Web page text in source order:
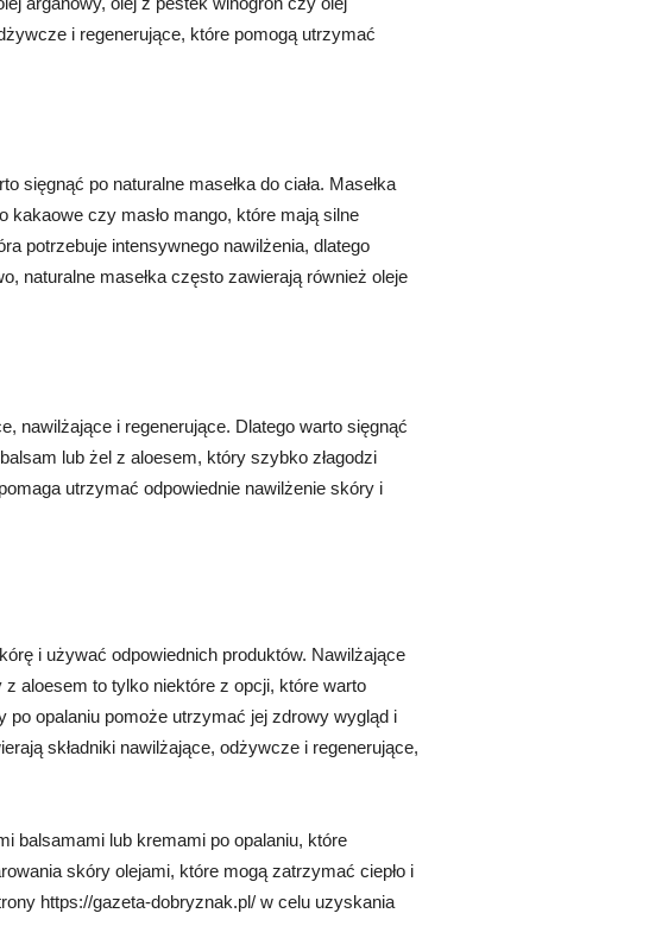
i regenerujące, które pomogą utrzymać
sięgnąć po naturalne masełka do ciała. Masełka
kakaowe czy masło mango, które mają silne
potrzebuje intensywnego nawilżenia, dlatego
naturalne masełka często zawierają również oleje
nawilżające i regenerujące. Dlatego warto sięgnąć
lub żel z aloesem, który szybko złagodzi
utrzymać odpowiednie nawilżenie skóry i
i używać odpowiednich produktów. Nawilżające
z aloesem to tylko niektóre z opcji, które warto
opalaniu pomoże utrzymać jej zdrowy wygląd i
składniki nawilżające, odżywcze i regenerujące,
balsamami lub kremami po opalaniu, które
skóry olejami, które mogą zatrzymać ciepło i
https://gazeta-dobryznak.pl/ w celu uzyskania